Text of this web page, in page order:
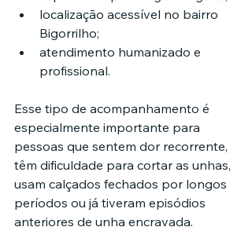
localização acessível no bairro
Bigorrilho;
atendimento humanizado e
profissional.
Esse tipo de acompanhamento é
especialmente importante para
pessoas que sentem dor recorrente,
têm dificuldade para cortar as unhas,
usam calçados fechados por longos
períodos ou já tiveram episódios
anteriores de unha encravada.